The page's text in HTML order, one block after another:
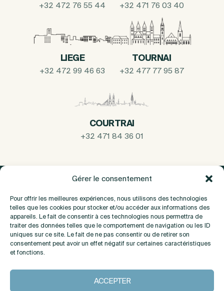
Gérer le consentement
Pour offrir les meilleures expériences, nous utilisons des technologies
telles que les cookies pour stocker et/ou accéder aux informations des
appareils. Le fait de consentir à ces technologies nous permettra de
traiter des données telles que le comportement de navigation ou les ID
uniques sur ce site. Le fait de ne pas consentir ou de retirer son
consentement peut avoir un effet négatif sur certaines caractéristiques
et fonctions.
ACCEPTER
+32 472 76 55 44 +32 471 76 03 40
LIEGE
+32 472 99 46 63
TOURNAI
+32 477 77 95 87
COURTRAI
+32 471 84 36 01
A propos